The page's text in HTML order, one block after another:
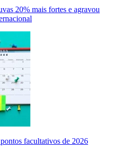
20% mais fortes e agravou
facultativos de 2026